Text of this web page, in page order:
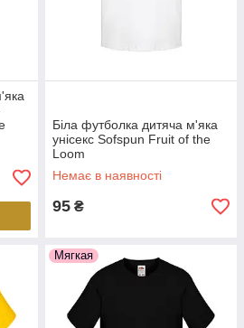
Біла футболка дитяча м'яка
унісекс Sofspun Fruit of the
Loom
Немає в наявності
95 ₴
Мягкая